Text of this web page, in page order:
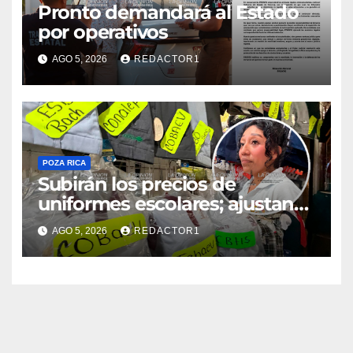
Pronto demandará al Estado
por operativos
AGO 5, 2026 REDACTOR1
POZA RICA
Subirán los precios de
uniformes escolares; ajustan
promociones
AGO 5, 2026 REDACTOR1